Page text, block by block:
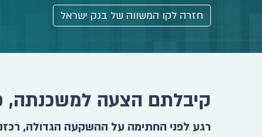
חזרה לקו המשווה של בנק ישראל
קיבלתם הצעה למשכנתה,
רגע לפני החתימה על ההשקעה הגדולה,